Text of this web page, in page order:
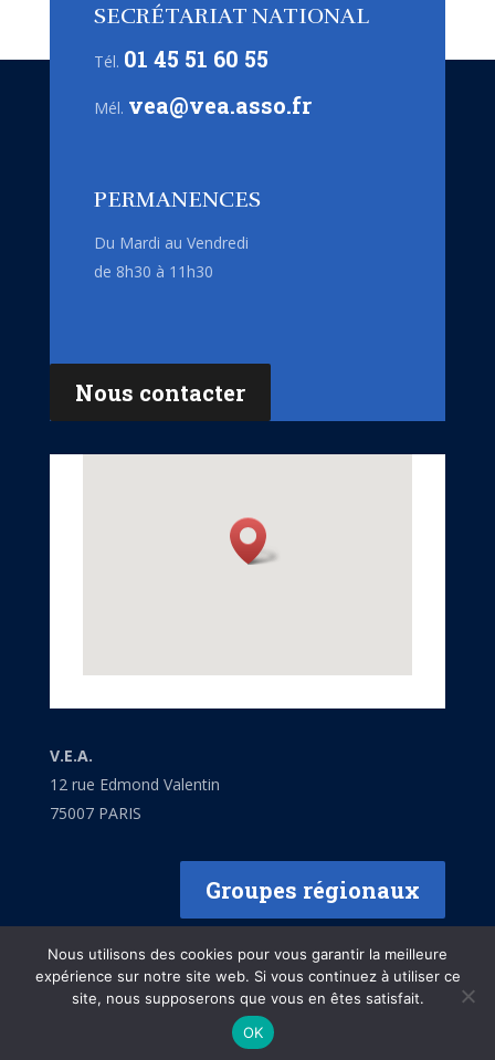
SECRÉTARIAT NATIONAL
Tél. 01 45 51 60 55
Mél. vea@vea.asso.fr
PERMANENCES
Du Mardi au Vendredi
de 8h30 à 11h30
Nous contacter
V.E.A.
12 rue Edmond Valentin
75007 PARIS
Groupes régionaux
Mentions légales
Nous utilisons des cookies pour vous garantir la meilleure
expérience sur notre site web. Si vous continuez à utiliser ce
site, nous supposerons que vous en êtes satisfait.
OK